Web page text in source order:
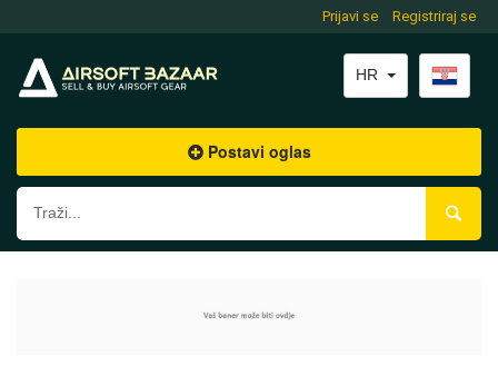
Prijavi se Registriraj se
HR
Postavi oglas